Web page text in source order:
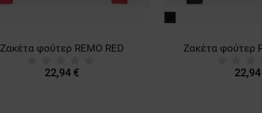
Ζακέτα φούτερ REMO RED
22,94 €
Ζακέτα φούτερ